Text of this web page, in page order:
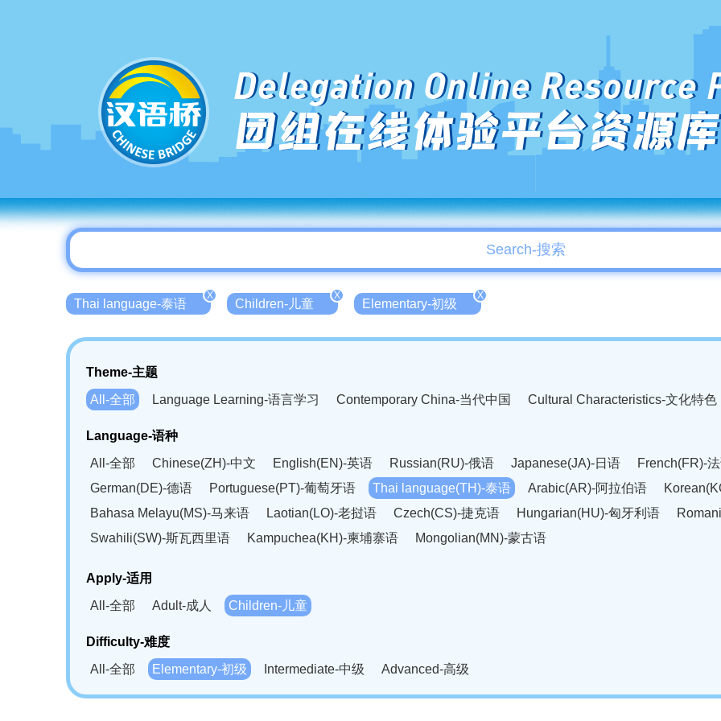
Delegation Online Resource
团组在线体验平台资源库
Thai language-泰语
X
Children-儿童
X
Elementary-初级
X
Theme-主题
All-全部
Language Learning-语言学习 Contemporary China-当代中国 Cultural Characteristics-文化特色
Language-语种
All-全部
Chinese(ZH)-中文 English(EN)-英语 Russian(RU)-俄语 Japanese(JA)-日语
French(FR)-
German(DE)-德语
Portuguese(PT)-葡萄牙语 Thai language(TH)-泰语 Arabic(AR)-阿拉伯语
Bahasa Melayu(MS)-马来语
Laotian(LO)-老挝语 Czech(CS)-捷克语 Hungarian(HU)-匈牙利语
Swahili(SW)-斯瓦西里语
Kampuchea(KH)-柬埔寨语 Mongolian(MN)-蒙古语
Apply-适用
All-全部
Adult-成人 Children-儿童
Difficulty-难度
All-全部
Elementary-初级 Intermediate-中级 Advanced-高级